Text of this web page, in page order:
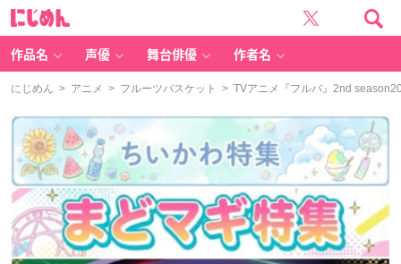
作品名 声優 舞台俳優 作者名
にじめん > アニメ > フルーツバスケット > TVアニメ『フルバ』2nd